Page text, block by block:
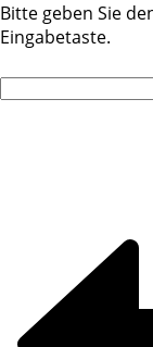
Bitte geben Sie
Eingabetaste.